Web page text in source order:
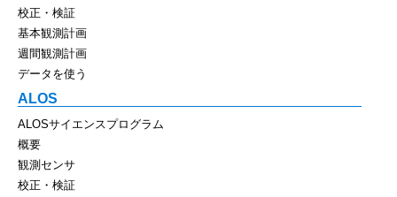
校正・検証
基本観測計画
週間観測計画
データを使う
ALOS
ALOSサイエンスプログラム
概要
観測センサ
校正・検証